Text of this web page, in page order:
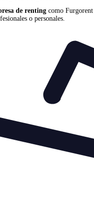
de renting como
o personales.